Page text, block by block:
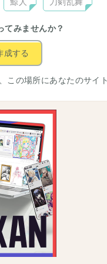
てみませんか？
成する
の場所にあなたのサイ